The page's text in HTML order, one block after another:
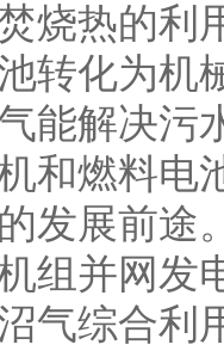
烧热的利
转化为机
能解决污
和燃料电
发展前途
组并网发
气综合利